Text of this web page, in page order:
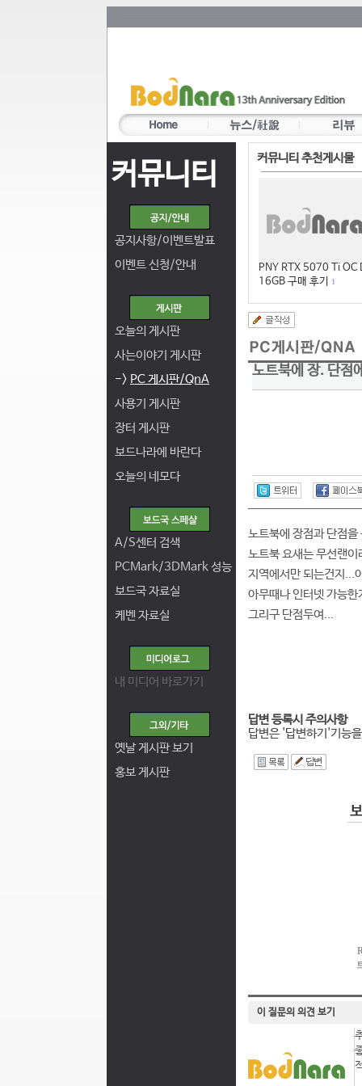
커뮤니티
공지사항/이벤트발표
이벤트 신청/안내
오늘의 게시판
사는이야기 게시판
-> PC 게시판/QnA
사용기 게시판
장터 게시판
보드나라에 바란다
오늘의 네모다
A/S센터 검색
PCMark/3DMark 성능
보드국 자료실
케벤 자료실
내 미디어 바로가기
옛날 게시판 보기
홍보 게시판
커뮤니티 추천게시물
PNY RTX 5070 Ti OC
16GB 구매 후기
1
노트북에 장. 단점
노트북에 장점과 단점을
노트북 요새는 무선랜
지역에서만 되는건지...
아무때나 인터넷 가능
그리구 단점두여...
답변 등록시 주의사항
답변은 '답변하기'기능
이 질문의 의견 보기